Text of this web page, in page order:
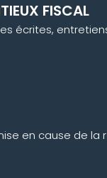
FISCAL
écrites,
en cause de la